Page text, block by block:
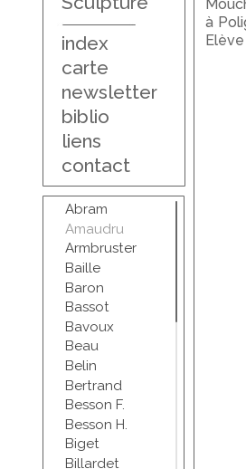
index
carte
newsletter
biblio
liens
contact
Abram
Amaudru
Armbruster
Baille
Baron
Bassot
Bavoux
Beau
Belin
Bertrand
Besson F.
Besson H.
Biget
Billardet
à